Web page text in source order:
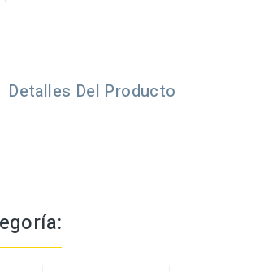
Detalles Del Producto